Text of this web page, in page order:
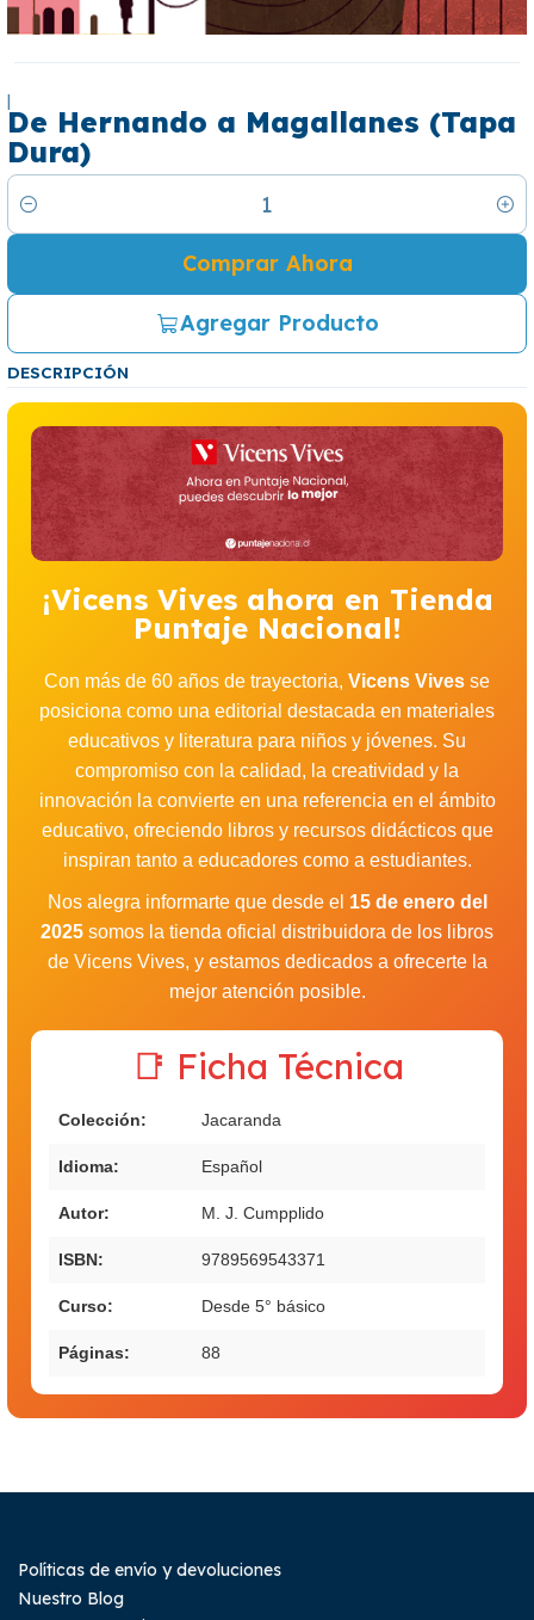
|
De Hernando a Magallanes (Tapa
Dura)
Cantidad
Agregar Producto
Comprar Ahora
DESCRIPCIÓN
¡Vicens Vives ahora en Tienda
Puntaje Nacional!
Con más de 60 años de trayectoria, Vicens Vives se
posiciona como una editorial destacada en materiales
educativos y literatura para niños y jóvenes. Su
compromiso con la calidad, la creatividad y la
innovación la convierte en una referencia en el ámbito
educativo, ofreciendo libros y recursos didácticos que
inspiran tanto a educadores como a estudiantes.
Nos alegra informarte que desde el 15 de enero del
2025 somos la tienda oficial distribuidora de los libros
de Vicens Vives, y estamos dedicados a ofrecerte la
mejor atención posible.
📑 Ficha Técnica
Colección: Jacaranda
Idioma: Español
Autor: M. J. Cumpplido
ISBN: 9789569543371
Curso: Desde 5° básico
Páginas: 88
Políticas de envío y devoluciones
Nuestro Blog